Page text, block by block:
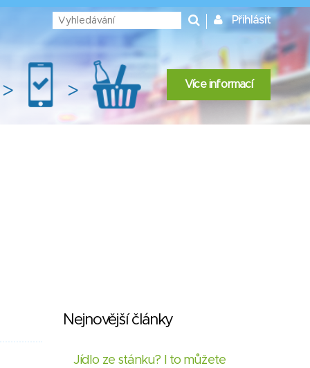
Přihlásit
> > Více informací
Nejnovější články
Jídlo ze stánku? I to můžete